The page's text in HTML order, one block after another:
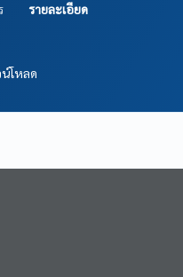
รายละเอียด
โหลด